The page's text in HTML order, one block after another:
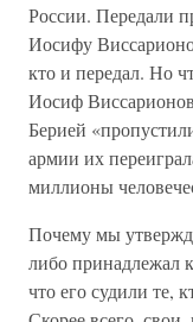
России. Передали
Иосифу
кто и передал. Но
Иосиф
Берией
армии их
миллионы
Почему мы
либо принадлежал
что его судили те,